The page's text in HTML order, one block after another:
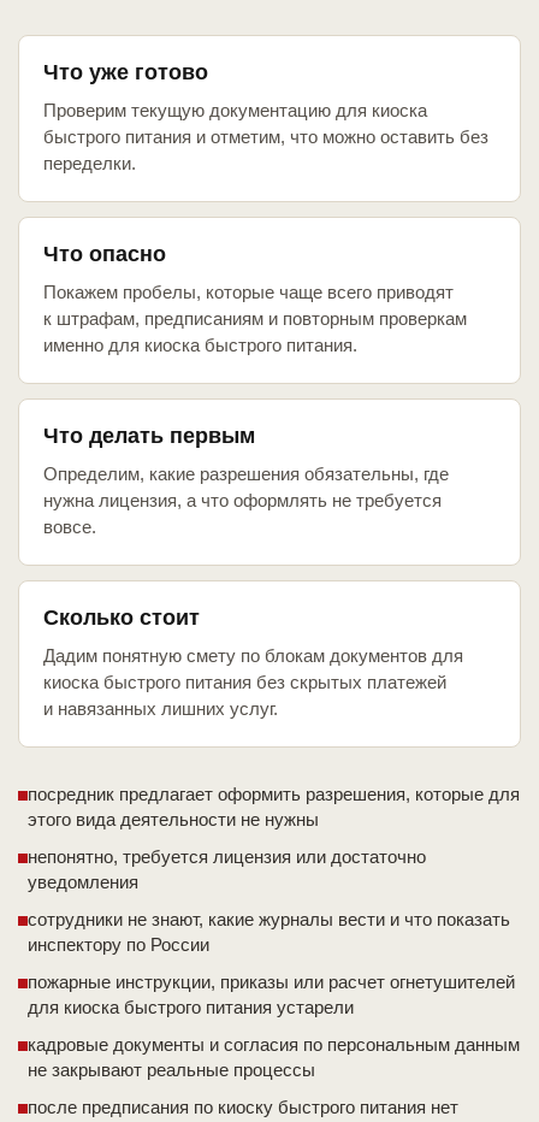
Что уже готово
Проверим текущую документацию для киоска
быстрого питания и отметим, что можно оставить без
переделки.
Что опасно
Покажем пробелы, которые чаще всего приводят
к штрафам, предписаниям и повторным проверкам
именно для киоска быстрого питания.
Что делать первым
Определим, какие разрешения обязательны, где
нужна лицензия, а что оформлять не требуется
вовсе.
Сколько стоит
Дадим понятную смету по блокам документов для
киоска быстрого питания без скрытых платежей
и навязанных лишних услуг.
посредник предлагает оформить разрешения, которые для
этого вида деятельности не нужны
непонятно, требуется лицензия или достаточно
уведомления
сотрудники не знают, какие журналы вести и что показать
инспектору по России
пожарные инструкции, приказы или расчет огнетушителей
для киоска быстрого питания устарели
кадровые документы и согласия по персональным данным
не закрывают реальные процессы
после предписания по киоску быстрого питания нет